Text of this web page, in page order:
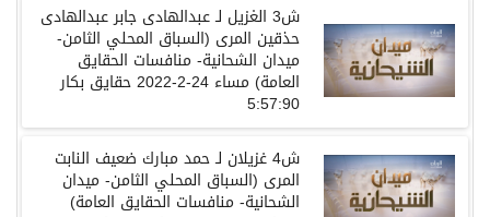
ش3 الغزيل لـ عبدالهادى جابر عبدالهادى
حذقين المرى (السباق المحلي الثامن-
ميدان الشحانية- منافسات الحقايق
العامة) مساء 24-2-2022 حقايق بكار
5:57:90
ش4 غزيلان لـ حمد مبارك ضعيف النابت
المرى (السباق المحلي الثامن- ميدان
الشحانية- منافسات الحقايق العامة)